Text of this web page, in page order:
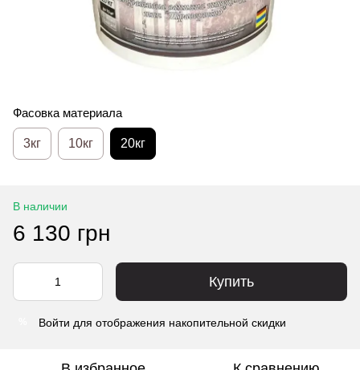
Фасовка материала
3кг 10кг 20кг
В наличии
6 130 грн
Купить
Войти для отображения накопительной скидки